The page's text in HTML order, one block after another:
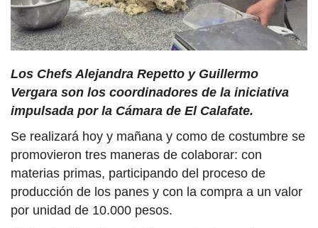
Los Chefs Alejandra Repetto y Guillermo
Vergara son los coordinadores de la iniciativa
impulsada por la Cámara de El Calafate.
Se realizará hoy y mañana y como de costumbre se
promovieron tres maneras de colaborar: con
materias primas, participando del proceso de
producción de los panes y con la compra a un valor
por unidad de 10.000 pesos.